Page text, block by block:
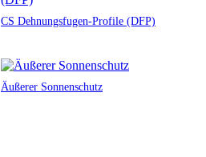
CS Dehnungsfugen-Profile (DFP)
Äußerer Sonnenschutz